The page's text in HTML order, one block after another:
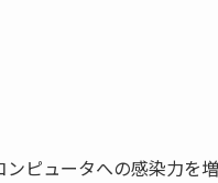
ピュータへの感染力を増